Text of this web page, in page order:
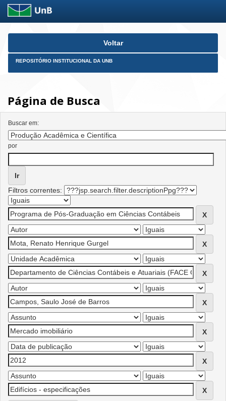
Skip
Voltar
REPOSITÓRIO INSTITUCIONAL DA UNB
Página de Busca
Buscar em:
por
Filtros correntes: